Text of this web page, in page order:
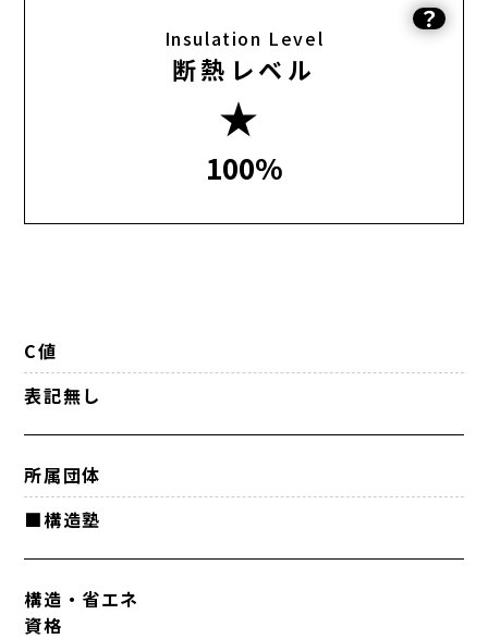
Insulation Level
断熱レベル
★
100%
？
C値
表記無し
所属団体
■構造塾
構造・省エネ
資格